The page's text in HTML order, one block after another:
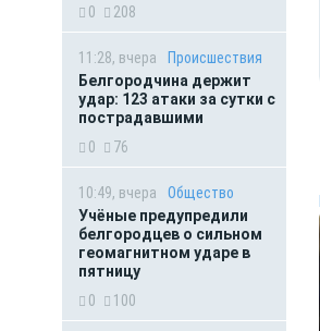
0
208
11:28, вчера
Происшествия
Белгородчина держит
удар: 123 атаки за сутки с
пострадавшими
0
76
10:49, вчера
Общество
Учёные предупредили
белгородцев о сильном
геомагнитном ударе в
пятницу
0
100